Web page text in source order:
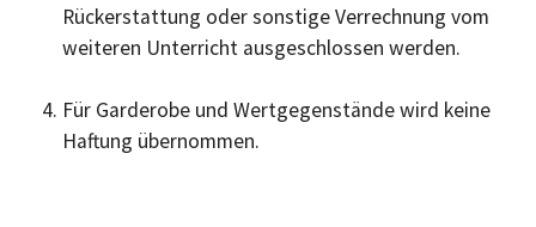
Rückerstattung oder sonstige Verrechnung vom
weiteren Unterricht ausgeschlossen werden.
Für Garderobe und Wertgegenstände wird keine
Haftung übernommen.